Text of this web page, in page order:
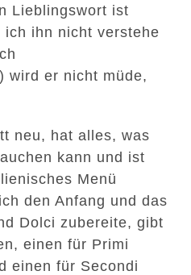
Lieblingswort ist
ich ihn nicht verstehe
wird er nicht müde,
neu, hat alles, was
kann und ist
Menü
den Anfang und das
Dolci zubereite, gibt
einen für Primi
einen für Secondi